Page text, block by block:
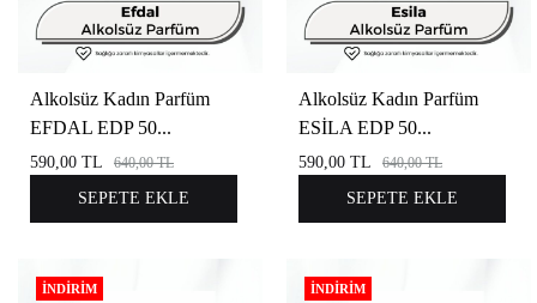
Alkolsüz Kadın Parfüm
EFDAL EDP 50...
590,00 TL 640,00TL
SEPETE EKLE
Alkolsüz Kadın Parfüm
ESİLA EDP 50...
590,00 TL 640,00TL
SEPETE EKLE
İNDIRIM İNDIRIM